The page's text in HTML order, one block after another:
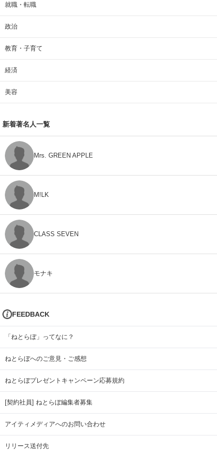
就職・転職
政治
教育・子育て
経済
美容
新着著名人一覧
Mrs. GREEN APPLE
M!LK
CLASS SEVEN
モナキ
FEEDBACK
「ねとらぼ」ってなに？
ねとらぼへのご意見・ご感想
ねとらぼプレゼントキャンペーン応募規約
[契約社員] ねとらぼ編集者募集
アイティメディアへのお問い合わせ
リリース送付先